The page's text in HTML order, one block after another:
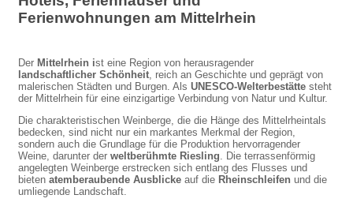
Ferienwohnungen am Mittelrhein
Der Mittelrhein ist eine Region von herausragender
landschaftlicher Schönheit , reich an Geschichte und geprägt von
malerischen Städten und Burgen. AlsUNESCO-Welterbestätte steht
der Mittelrhein für eine einzigartige Verbindung von Natur und Kultur.
Die charakteristischen Weinberge, die die Hänge des Mittelrheintals
bedecken, sind nicht nur ein markantes Merkmal der Region,
sondern auch die Grundlage für die Produktion hervorragender
Weine, darunter derweltberühmte Riesling . Die terrassenförmig
angelegten Weinberge erstrecken sich entlang des Flusses und
bietenatemberaubende Ausblicke auf die Rheinschleifen und die
umliegende Landschaft.